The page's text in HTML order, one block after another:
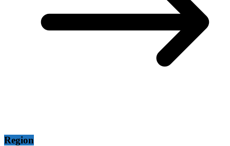
Region